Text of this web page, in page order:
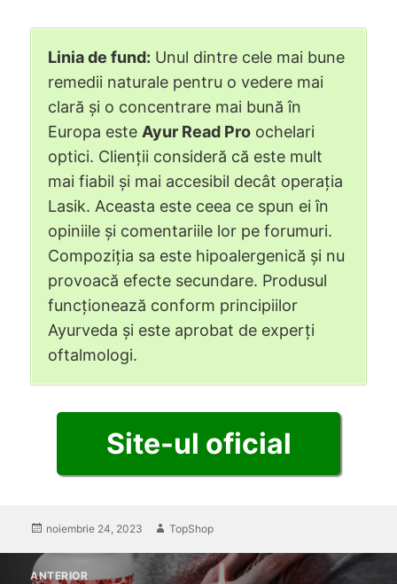
Linia de fund: Unul dintre cele mai bune
remedii naturale pentru o vedere mai
clară și o concentrare mai bună în
Europa este Ayur Read Pro ochelari
optici. Clienții consideră că este mult
mai fiabil și mai accesibil decât operația
Lasik. Aceasta este ceea ce spun ei în
opiniile și comentariile lor pe forumuri.
Compoziția sa este hipoalergenică și nu
provoacă efecte secundare. Produsul
funcționează conform principiilor
Ayurveda și este aprobat de experți
oftalmologi.
Site-ul oficial
postat
noiembrie 24, 2023 Autor
TopShop
Mesaj
ANTERIOR